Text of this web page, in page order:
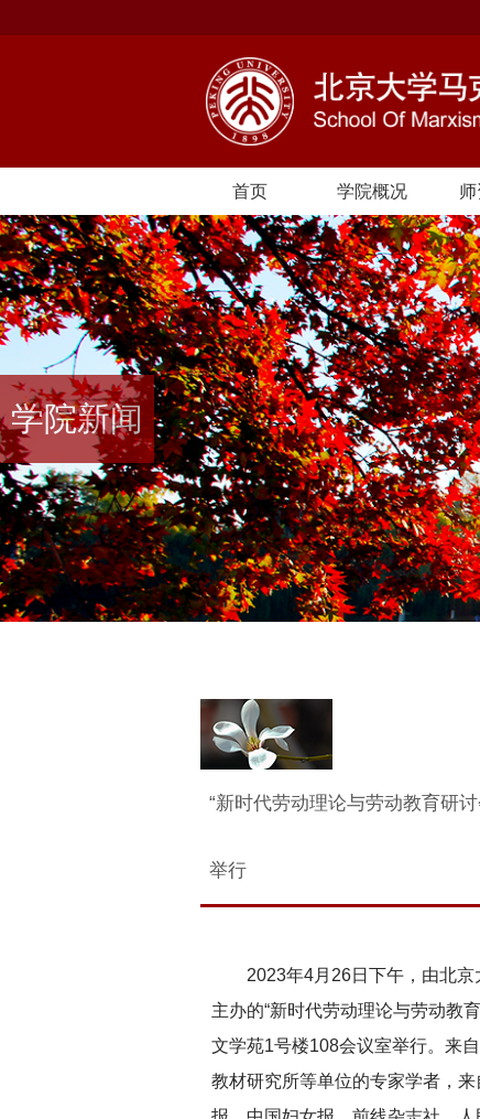
首页 学院概况
学院新闻
“新时代劳动理论与劳动教育研
举行
2023年4月26日下午，由北
主办的“新时代劳动理论与劳动教
文学苑1号楼108会议室举行。来
教材研究所等单位的专家学者，